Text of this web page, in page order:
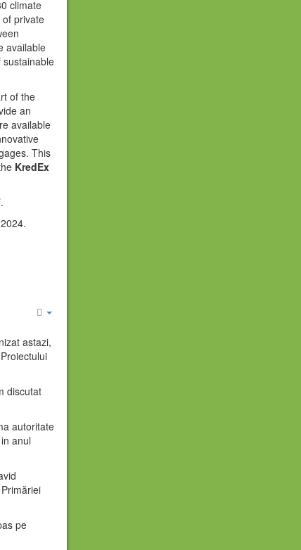
climate
private
available
of the
an
available
This
KredEx
.
astazi,
discutat
autoritate
anul
pe